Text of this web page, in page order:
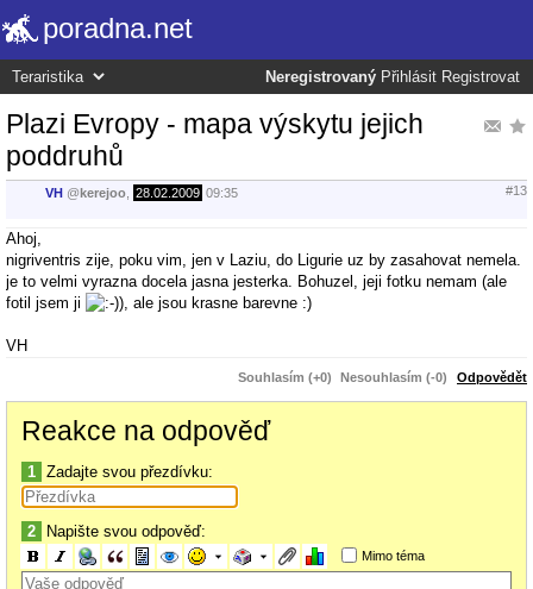
poradna.net
Neregistrovaný Přihlásit Registrovat
Plazi Evropy - mapa výskytu jejich
poddruhů
VH @kerejoo 28.02.2009 09:35 #13
Ahoj,
nigriventris zije, poku vim, jen v Laziu, do Ligurie uz by zasahovat nemela.
je to velmi vyrazna docela jasna jesterka. Bohuzel, jeji fotku nemam (ale
fotil jsem ji
), ale jsou krasne barevne :)
VH
Souhlasím (+0) Nesouhlasím (-0) Odpovědět
Reakce na odpověď
1 Zadajte svou přezdívku:
2 Napište svou odpověď:
Mimo téma